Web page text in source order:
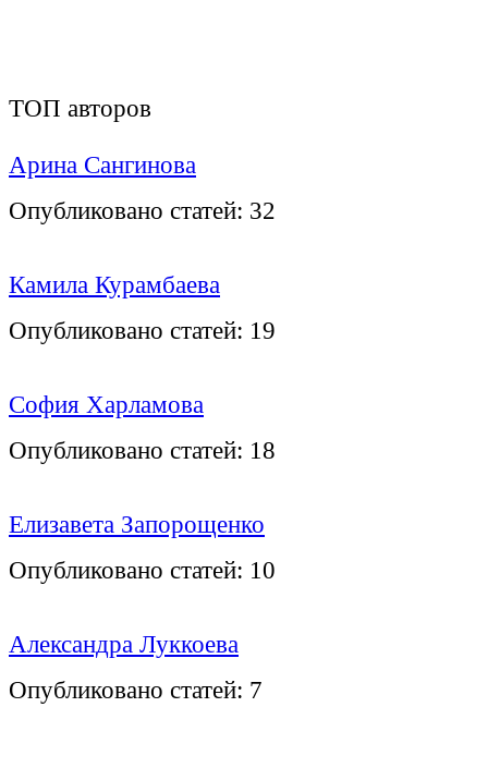
ТОП авторов
Арина Сангинова
Опубликовано статей: 32
Камила Курамбаева
Опубликовано статей: 19
София Харламова
Опубликовано статей: 18
Елизавета Запорощенко
Опубликовано статей: 10
Александра Луккоева
Опубликовано статей: 7